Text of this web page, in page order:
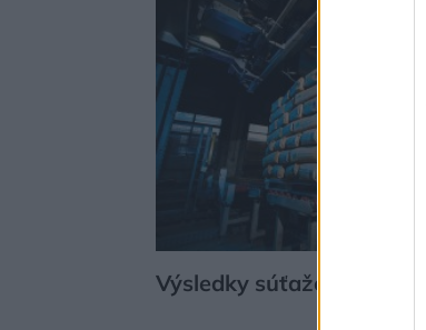
Výsledky súťaže o horu